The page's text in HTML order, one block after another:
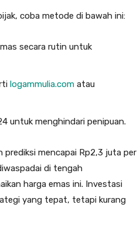
coba metode di bawah ini:
secara rutin untuk
logammulia.com atau
untuk menghindari penipuan.
prediksi mencapai Rp2,3 juta per
di tengah
harga emas ini. Investasi
yang tepat, tetapi kurang